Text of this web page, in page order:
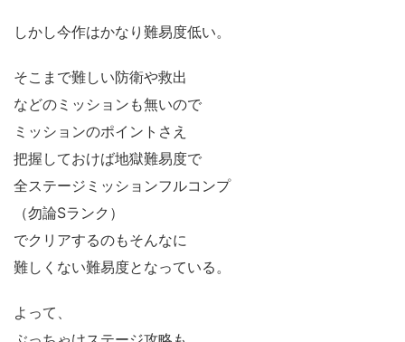
しかし今作はかなり難易度低い。
そこまで難しい防衛や救出
などのミッションも無いので
ミッションのポイントさえ
把握しておけば地獄難易度で
全ステージミッションフルコンプ
（勿論Sランク）
でクリアするのもそんなに
難しくない難易度となっている。
よって、